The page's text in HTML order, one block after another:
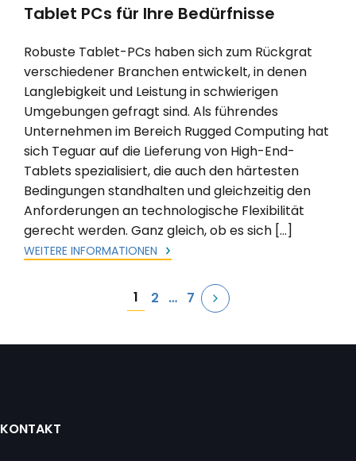
Tablet PCs für Ihre Bedürfnisse
Robuste Tablet-PCs haben sich zum Rückgrat
verschiedener Branchen entwickelt, in denen
Langlebigkeit und Leistung in schwierigen
Umgebungen gefragt sind. Als führendes
Unternehmen im Bereich Rugged Computing hat
sich Teguar auf die Lieferung von High-End-
Tablets spezialisiert, die auch den härtesten
Bedingungen standhalten und gleichzeitig den
Anforderungen an technologische Flexibilität
gerecht werden. Ganz gleich, ob es sich […]
WEITERE INFORMATIONEN
1 2 … 7
KONTAKT